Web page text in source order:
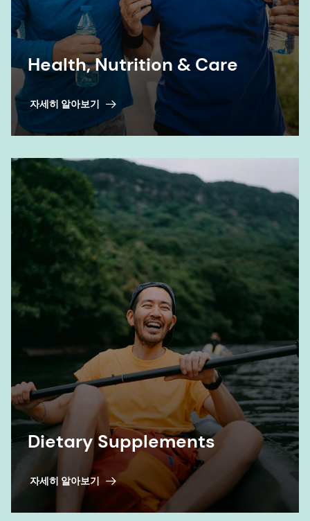
Health, Nutrition & Care
자세히 알아보기
Dietary Supplements
자세히 알아보기